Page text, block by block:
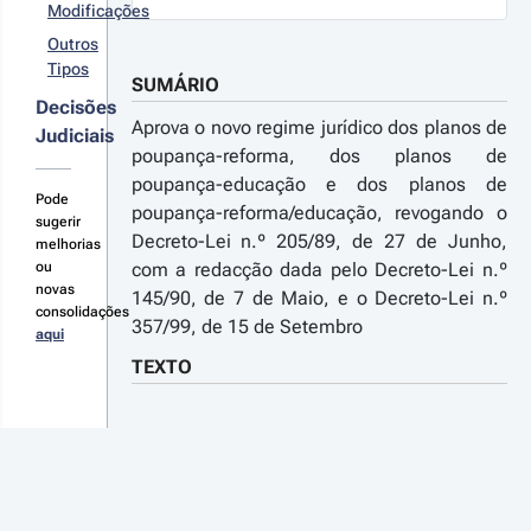
à
Lei
125/2009 -
à
alteração
Lei n.º
o novo
jurídico
planos de
dos
de
detalhes
alterações
07-
Modificações
Outros
Tipos
Decisões
Judiciais
Pode
sugerir
melhorias
ou
novas
consolidações
aqui
SUMÁRIO
Aprova o novo regime jurídico dos planos de
poupança-reforma, dos planos de
poupança-educação e dos planos de
poupança-reforma/educação, revogando o
Decreto-Lei n.º 205/89, de 27 de Junho,
com a redacção dada pelo Decreto-Lei n.º
145/90, de 7 de Maio, e o Decreto-Lei n.º
357/99, de 15 de Setembro
TEXTO